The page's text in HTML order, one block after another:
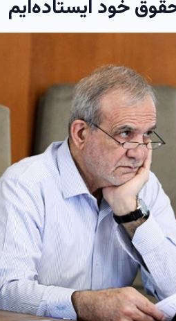
خود ایستاده‌ایم